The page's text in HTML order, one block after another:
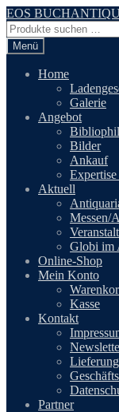
Zur
Navigation
springen
Zum
Inhalt
springen
EOS
Suchen
nach:
Menü
Home
Galerie
Angebot
Bilder
Ankauf
Aktuell
Messen/
Globi im
Online-Shop
Mein Konto
Kasse
Kontakt
Partner